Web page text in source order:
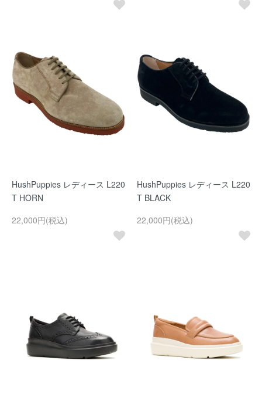
HushPuppies レディース L220
T HORN
22,000円(税込)
HushPuppies レディース L220
T BLACK
22,000円(税込)